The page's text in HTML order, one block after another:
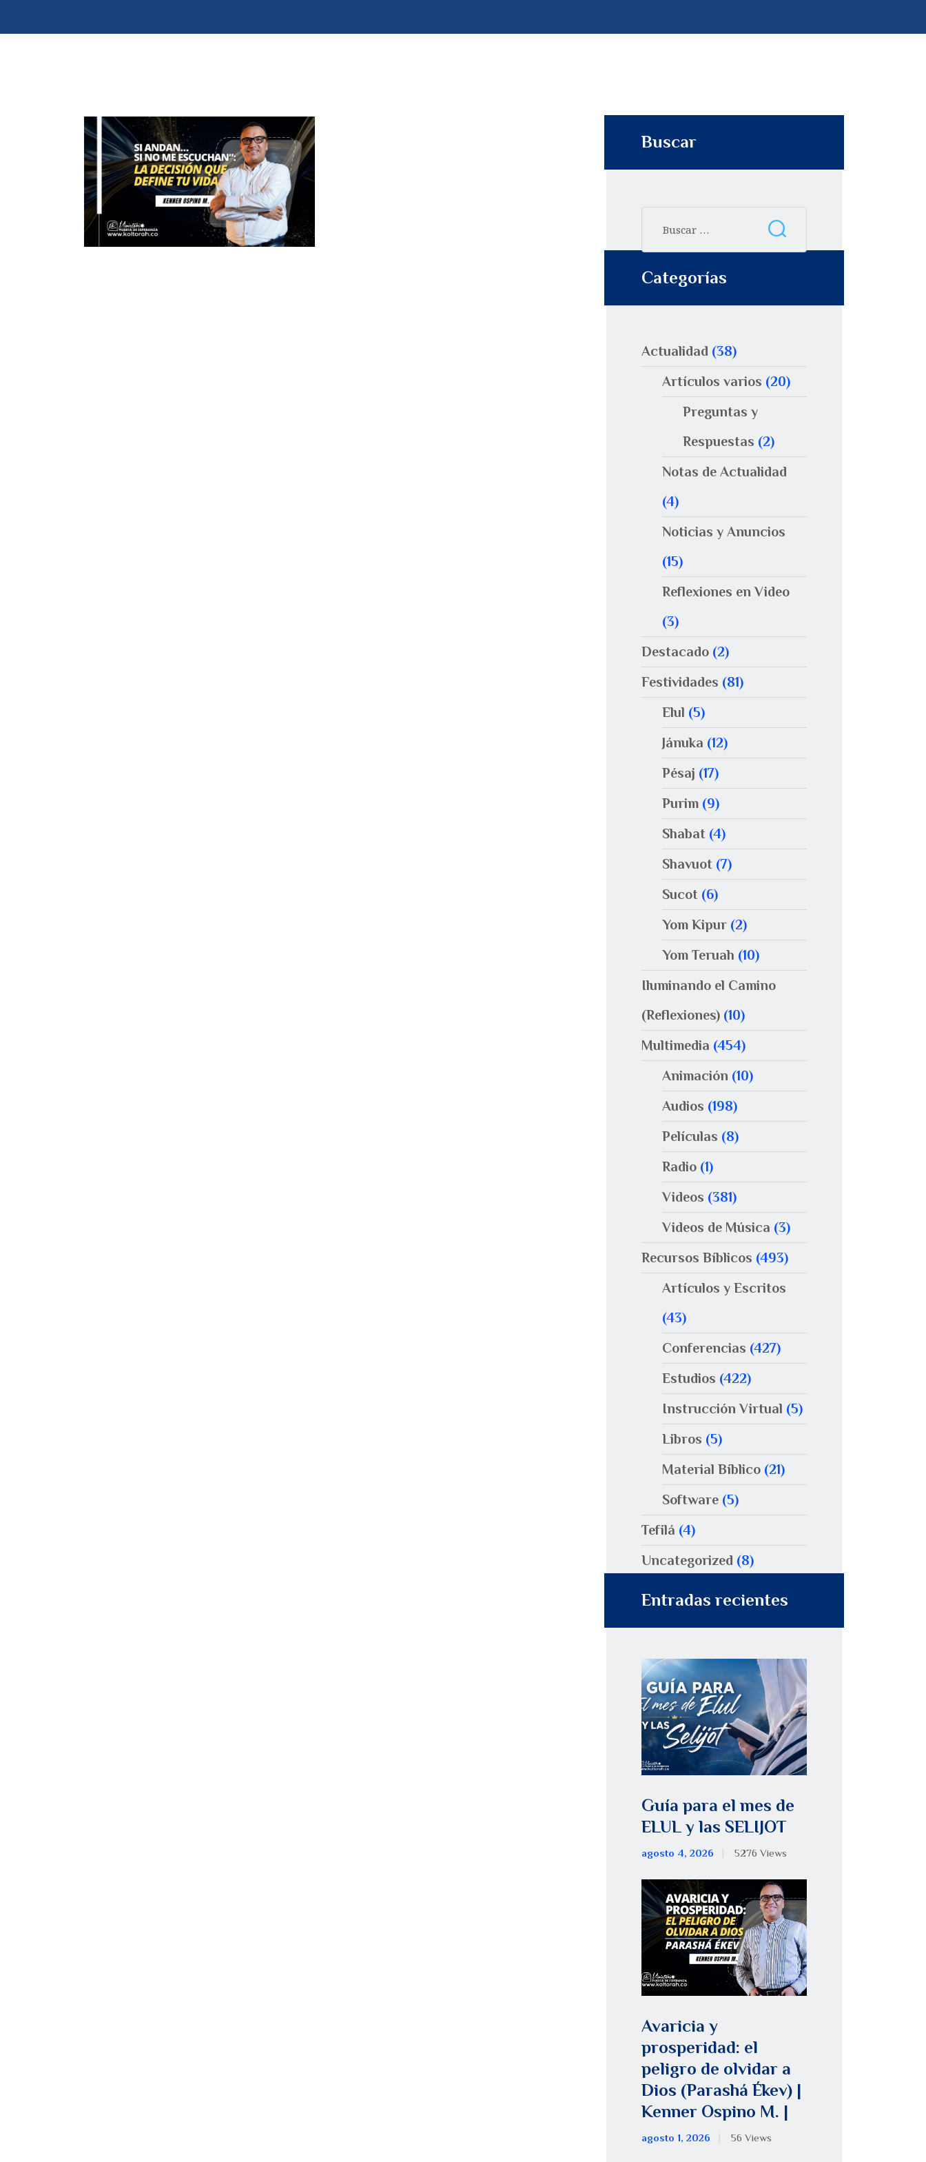
Buscar
Categorías
Actualidad (38)
Artículos varios (20)
Preguntas y
Respuestas (2)
Notas de Actualidad
(4)
Noticias y Anuncios
(15)
Reflexiones en Video
(3)
Destacado (2)
Festividades (81)
Elul (5)
Jánuka (12)
Pésaj (17)
Purim (9)
Shabat (4)
Shavuot (7)
Sucot (6)
Yom Kipur (2)
Yom Teruah (10)
Iluminando el Camino
(Reflexiones) (10)
Multimedia (454)
Animación (10)
Audios (198)
Películas (8)
Radio (1)
Videos (381)
Videos de Música (3)
Recursos Bíblicos (493)
Artículos y Escritos
(43)
Conferencias (427)
Estudios (422)
Instrucción Virtual (5)
Libros (5)
Material Bíblico (21)
Software (5)
Tefilá (4)
Uncategorized (8)
Entradas recientes
Guía para el mes de
ELUL y las SELIJOT
agosto 4, 2026 5276 Views
Avaricia y
prosperidad: el
peligro de olvidar a
Dios (Parashá Ékev) |
Kenner Ospino M. |
agosto 1, 2026 56 Views
i